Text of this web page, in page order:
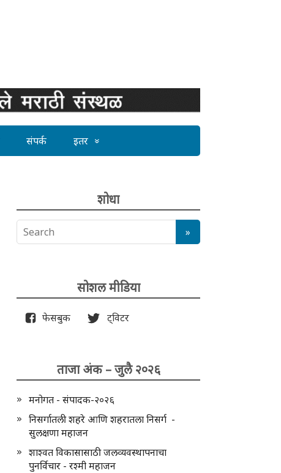
संपर्क इतर
शोधा
सोशल मीडिया
फेसबुक ट्विटर
ताजा अंक – जुलै २०२६
मनोगत - संपादक-२०२६
निसर्गातली शहरे आणि शहरातला निसर्ग -
सुलक्षणा महाजन
शाश्वत विकासासाठी जलव्यवस्थापनाचा
पुनर्विचार - रश्मी महाजन